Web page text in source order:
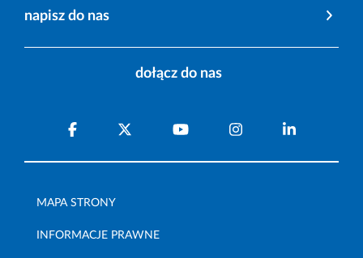
napisz do nas
dołącz do nas
MAPA STRONY
INFORMACJE PRAWNE